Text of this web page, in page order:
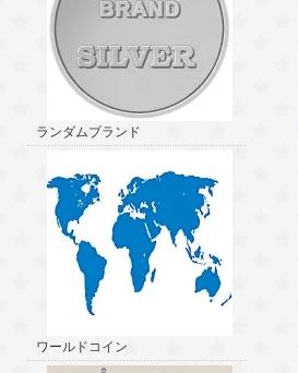
ランダムブランド
ワールドコイン